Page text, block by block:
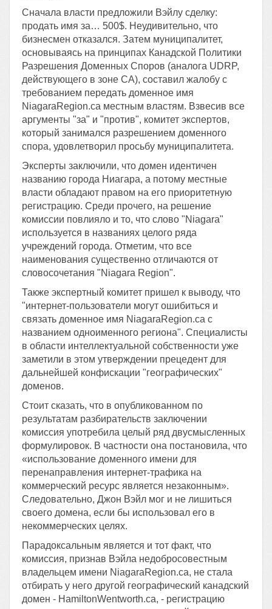
Сначала власти предложили Вэйлу сделку:
продать имя за… 500$. Неудивительно, что
бизнесмен отказался. Затем муниципалитет,
основываясь на принципах Канадской Политики
Разрешения Доменных Споров (аналога UDRP,
действующего в зоне CA), составил жалобу с
требованием передать доменное имя
NiagaraRegion.ca местным властям. Взвесив все
аргументы "за" и "против", комитет экспертов,
который занимался разрешением доменного
спора, удовлетворил просьбу муниципалитета.
Эксперты заключили, что домен идентичен
названию города Ниагара, а потому местные
власти обладают правом на его приоритетную
регистрацию. Среди прочего, на решение
комиссии повлияло и то, что слово "Niagara"
используется в названиях целого ряда
учреждений города. Отметим, что все
наименования существенно отличаются от
словосочетания "Niagara Region".
Также экспертный комитет пришел к выводу, что
"интернет-пользователи могут ошибиться и
связать доменное имя NiagaraRegion.ca с
названием одноименного региона". Специалисты
в области интеллектуальной собственности уже
заметили в этом утверждении прецедент для
дальнейшей конфискации "географических"
доменов.
Стоит сказать, что в опубликованном по
результатам разбирательств заключении
комиссия употребила целый ряд двусмысленных
формулировок. В частности она постановила, что
«использование доменного имени для
перенаправления интернет-трафика на
коммерческий ресурс является незаконным».
Следовательно, Джон Вэйл мог и не лишиться
своего домена, если бы использовал его в
некоммерческих целях.
Парадоксальным является и тот факт, что
комиссия, признав Вэйла недобросовестным
владельцем имени NiagaraRegion.ca, не стала
отбирать у него другой географический канадский
домен - HamiltonWentworth.ca, - регистрацию